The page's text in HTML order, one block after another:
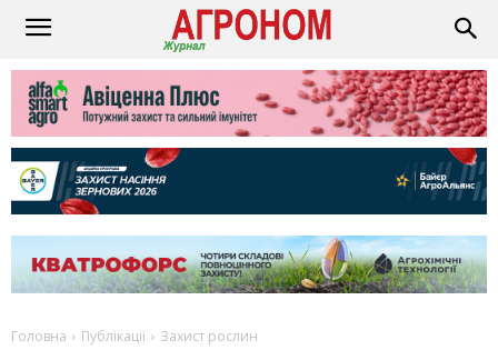
Головна Публікації Захист рослин